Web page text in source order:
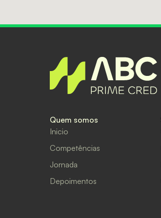
Quem somos
Inicio
Competências
Jornada
Depoimentos